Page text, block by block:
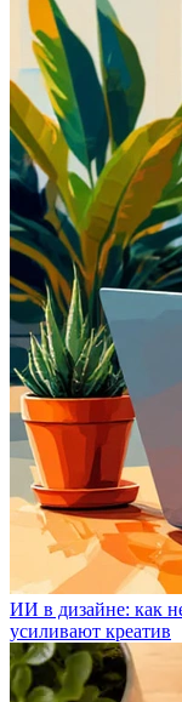
ИИ в дизайне: как
усиливают креатив